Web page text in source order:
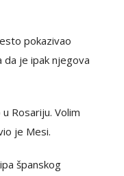
pokazivao
da je ipak njegova
Rosariju. Volim
je Mesi.
španskog